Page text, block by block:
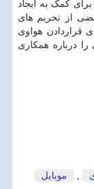
کمک به ایجاد
از تحریم های
قراردادن هواوی
درباره همکاری
, موبایل